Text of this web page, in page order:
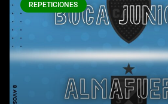
REPETICIONES